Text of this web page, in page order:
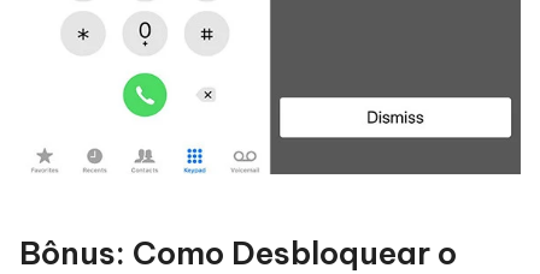
Bônus: Como Desbloquear o